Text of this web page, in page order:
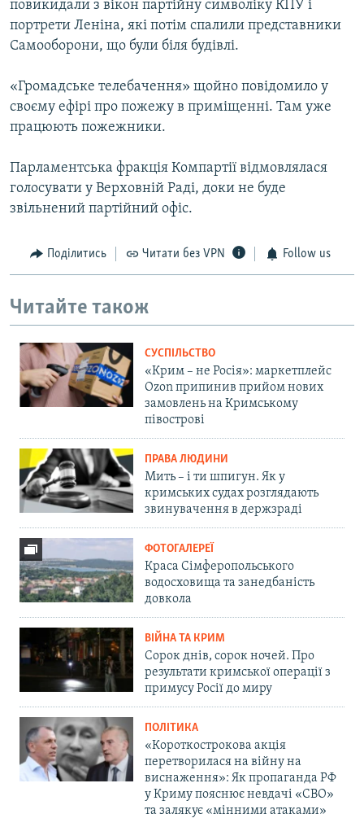
повикидали з вікон партійну символіку КПУ і
портрети Леніна, які потім спалили представники
Самооборони, що були біля будівлі.
«Громадське телебачення» щойно повідомило у
своєму ефірі про пожежу в приміщенні. Там уже
працюють пожежники.
Парламентська фракція Компартії відмовлялася
голосувати у Верховній Раді, доки не буде
звільнений партійний офіс.
Поділитись Читати без VPN Follow us
Читайте також
СУСПІЛЬСТВО
«Крим – не Росія»: маркетплейс
Ozon припинив прийом нових
замовлень на Кримському
півострові
ПРАВА ЛЮДИНИ
Мить – і ти шпигун. Як у
кримських судах розглядають
звинувачення в держзраді
ФОТОГАЛЕРЕЇ
Краса Сімферопольського
водосховища та занедбаність
довкола
ВІЙНА ТА КРИМ
Сорок днів, сорок ночей. Про
результати кримської операції з
примусу Росії до миру
ПОЛІТИКА
«Короткострокова акція
перетворилася на війну на
виснаження»: Як пропаганда РФ
у Криму пояснює невдачі «СВО»
та залякує «мінними атаками»